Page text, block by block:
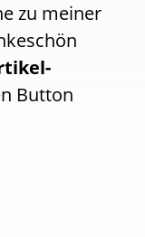
zu meiner
Button